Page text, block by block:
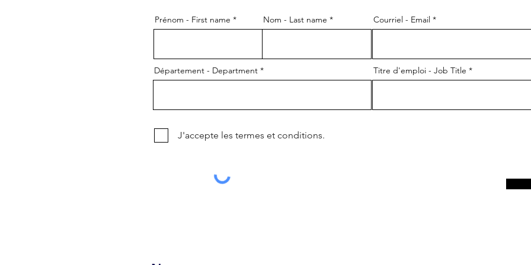
Prénom - First name Nom - Last name Courriel - Email
Département - Department Titre d'emploi - Job Title
J'accepte les termes et conditions.